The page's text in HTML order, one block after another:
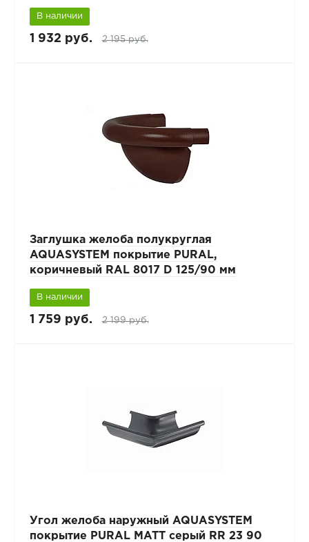
В наличии
1 932 руб. 2 195 руб.
Заглушка желоба полукруглая
AQUASYSTEM покрытие PURAL,
коричневый RAL 8017 D 125/90 мм
В наличии
1 759 руб. 2 199 руб.
Угол желоба наружный AQUASYSTEM
покрытие PURAL MATT серый RR 23 90